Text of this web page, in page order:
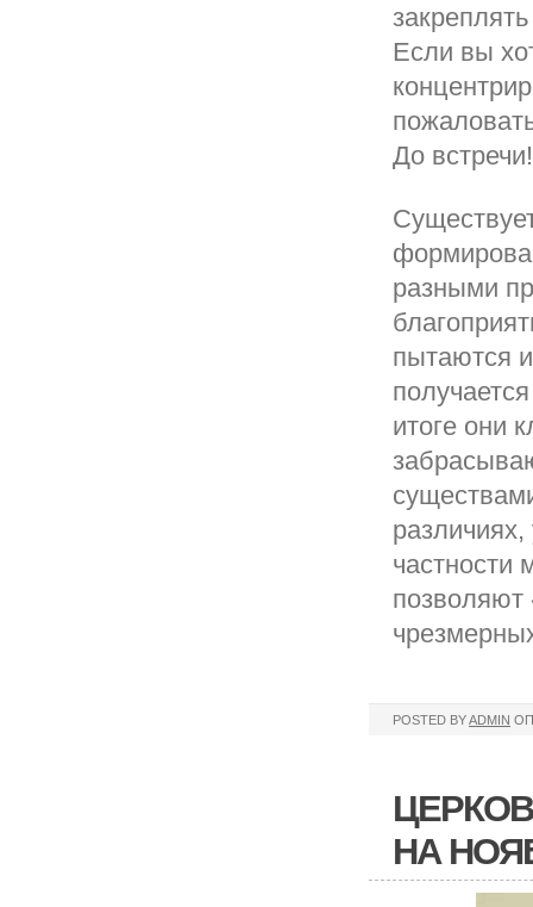
Если вы
До встречи!
разными
пытаются
итоге они
различиях,
частности
позволяют
POSTED BYADMIN
НА